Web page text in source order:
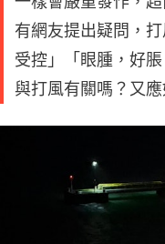
有網友提出疑問，
受控」「眼腫，好
與打風有關嗎？又